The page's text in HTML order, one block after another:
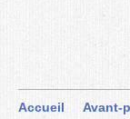
Accueil Avant-